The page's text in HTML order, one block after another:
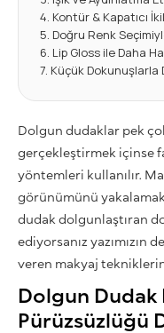
Kontür & Kapatıcı
Doğru Renk
Lip Gloss ile Daha
Küçük Dokunuşlarla
Dolgun dudaklar pek
gerçekleştirmek içinse
yöntemleri kullanılır.
görünümünü
dudak dolgunlaştıran
ediyorsanız yazımızın
veren makyaj
Dolgun Dudak
Pürüzsüzlüğü